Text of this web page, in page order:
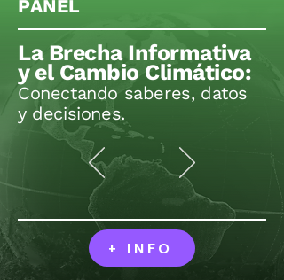
PANEL
La Brecha Informativa
y el Cambio Climático:
Conectando saberes, datos
y decisiones.
+ INFO